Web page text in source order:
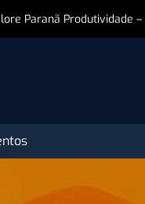
– Etapa Fêmeas 09/08